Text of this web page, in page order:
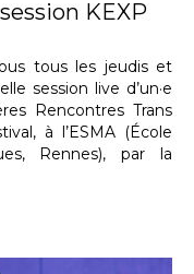
KEXP
tous les jeudis et
session live d’un·e
Rencontres Trans
à l’ESMA (École
Rennes), par la